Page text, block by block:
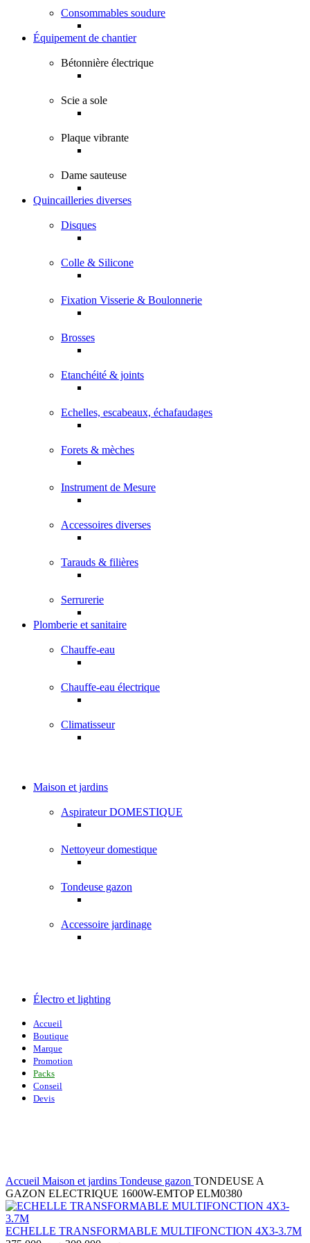
Consommables soudure
Équipement de chantier
Bétonnière électrique
Scie a sole
Plaque vibrante
Dame sauteuse
Quincailleries diverses
Disques
Colle & Silicone
Fixation Visserie & Boulonnerie
Brosses
Etanchéité & joints
Echelles, escabeaux, échafaudages
Forets & mèches
Instrument de Mesure
Accessoires diverses
Tarauds & filières
Serrurerie
Plomberie et sanitaire
Chauffe-eau
Chauffe-eau électrique
Climatisseur
Maison et jardins
Aspirateur DOMESTIQUE
Nettoyeur domestique
Tondeuse gazon
Accessoire jardinage
Électro et lighting
Accueil
Boutique
Marque
Promotion
Packs
Conseil
Devis
Accueil Maison et jardins Tondeuse gazon TONDEUSE A
GAZON ELECTRIQUE 1600W-EMTOP ELM0380
ECHELLE TRANSFORMABLE MULTIFONCTION 4X3-3.7M